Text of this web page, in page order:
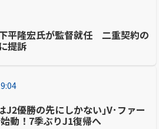
平隆宏氏が監督就任 二重契約の
提訴
J2優勝の先にしかない｣V･ファー
動！7季ぶりJ1復帰へ